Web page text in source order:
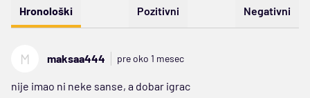
Hronološki Pozitivni Negativni
M maksaa444 pre oko 1 mesec
nije imao ni neke sanse, a dobar igrac